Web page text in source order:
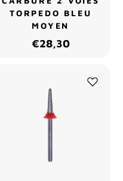
TORPEDO BLEU
MOYEN
€28,30